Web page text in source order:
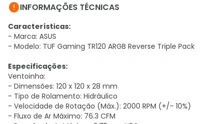
INFORMAÇÕES TÉCNICAS
Características:
- Marca: ASUS
- Modelo: TUF Gaming TR120 ARGB Reverse Triple Pack
Especificações:
Ventoinha:
- Dimensões: 120 x 120 x 28 mm
- Tipo de Rolamento: Hidráulico
- Velocidade de Rotação (Máx.): 2000 RPM (+/- 10%)
- Fluxo de Ar Máximo: 76.3 CFM